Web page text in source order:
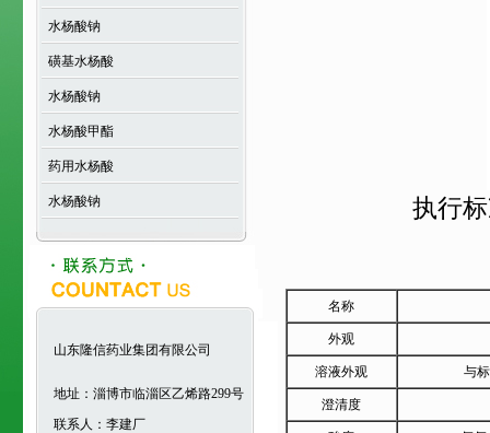
水杨酸钠
磺基水杨酸
水杨酸钠
水杨酸甲酯
药用水杨酸
水杨酸钠
山东隆信药业集团有限公司
地址：淄博市临淄区乙烯路299号
联系人：李建厂
执行
名称
外观
溶液外观 与
澄清度